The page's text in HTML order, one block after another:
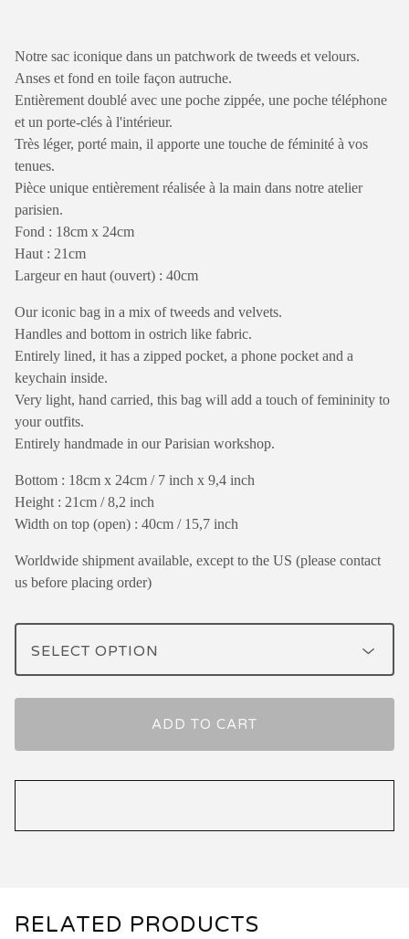
Notre sac iconique dans un patchwork de tweeds et velours.
Anses et fond en toile façon autruche.
Entièrement doublé avec une poche zippée, une poche téléphone
et un porte-clés à l'intérieur.
Très léger, porté main, il apporte une touche de féminité à vos
tenues.
Pièce unique entièrement réalisée à la main dans notre atelier
parisien.
Fond : 18cm x 24cm
Haut : 21cm
Largeur en haut (ouvert) : 40cm
Our iconic bag in a mix of tweeds and velvets.
Handles and bottom in ostrich like fabric.
Entirely lined, it has a zipped pocket, a phone pocket and a
keychain inside.
Very light, hand carried, this bag will add a touch of femininity to
your outfits.
Entirely handmade in our Parisian workshop.
Bottom : 18cm x 24cm / 7 inch x 9,4 inch
Height : 21cm / 8,2 inch
Width on top (open) : 40cm / 15,7 inch
Worldwide shipment available, except to the US (please contact
us before placing order)
ADD TO CART
RELATED PRODUCTS